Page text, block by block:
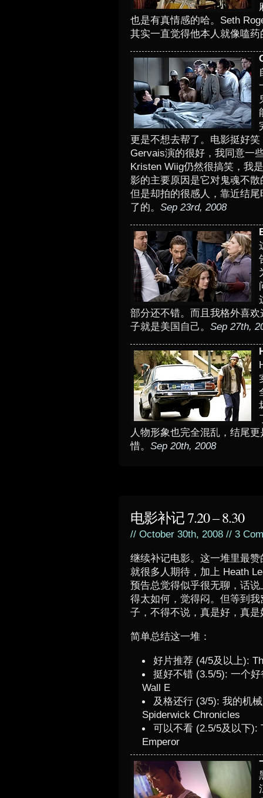
也是有真情感的哈。Seth
其实一直觉得他本人就像嗑药
更是不想去帮了。电影挺好
Gervais演的很好，我同意一
Kristen Wiig仍然很搞笑，我
影的主要原因是它对鬼魂不
但是却拍的很感人，靠近结
了的。 Sep 23rd, 2008
部分还不错。而且我格外喜
子就是美国自己。 Sep 27th,
人物形象也完全混乱，结尾
惜。 Sep 20th, 2008
电影补记 7.20 – 8.30
// October 30th, 2008 // 3
继续补记电影。这一堆里最
就很多人期待，加上 Heath
预告总觉得似乎很无聊，话
得太如何，觉得闷。但等到
子，不得不说，真是好，真是
简单总结这一堆：
好片推荐 (4/5及以上):
挺好不错 (3.5/5): 一个
Wall E
及格还行 (3/5): 我的机
Spiderwick Chronicles
可以不看 (2.5/5及以下):
Emperor